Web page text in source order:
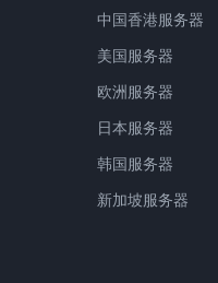
中国香港服务器
美国服务器
欧洲服务器
日本服务器
韩国服务器
新加坡服务器